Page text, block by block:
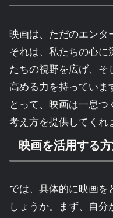
映画は、ただのエンタ
それは、私たちの心に
たちの視野を広げ、そ
高める力を持っていま
とって、映画は一息
考え方を提供してくれ
映画を活用する
では、具体的に映画を
しょうか。まず、自